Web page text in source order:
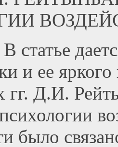
статье
и ее
гг. Д.И.
было